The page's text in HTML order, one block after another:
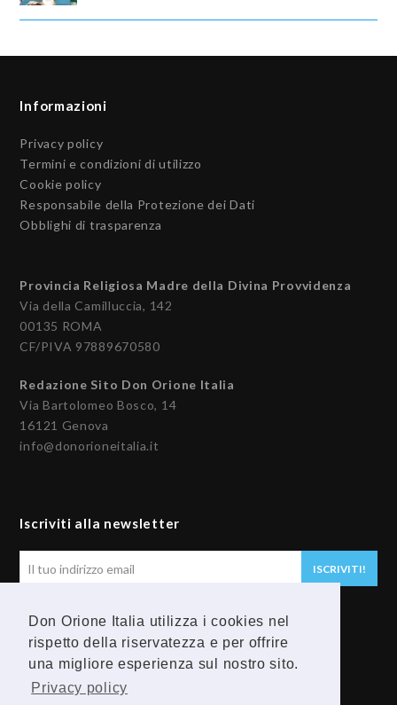
Don Orione Italia utilizza i cookies nel
rispetto della riservatezza e per offrire
una migliore esperienza sul nostro sito.
Privacy policy
Informazioni
Privacy policy
Termini e condizioni di utilizzo
Cookie policy
Responsabile della Protezione dei Dati
Obblighi di trasparenza
Provincia Religiosa Madre della Divina Provvidenza
Via della Camilluccia, 142
00135 ROMA
CF/PIVA 97889670580
Redazione Sito Don Orione Italia
Via Bartolomeo Bosco, 14
16121 Genova
info@donorioneitalia.it
Iscriviti alla newsletter
email
ISCRIVITI!
Seguici
F